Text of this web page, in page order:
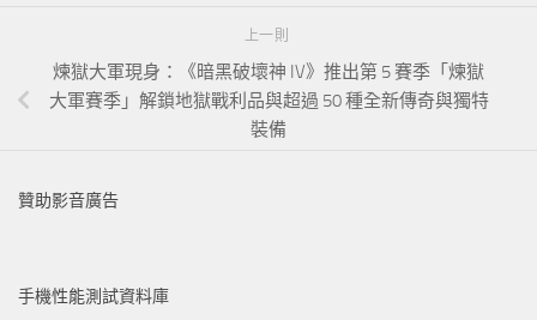
上一則
煉獄大軍現身：《暗黑破壞神 IV》推出第 5 賽季「煉獄
大軍賽季」解鎖地獄戰利品與超過 50 種全新傳奇與獨特
裝備
贊助影音廣告
手機性能測試資料庫